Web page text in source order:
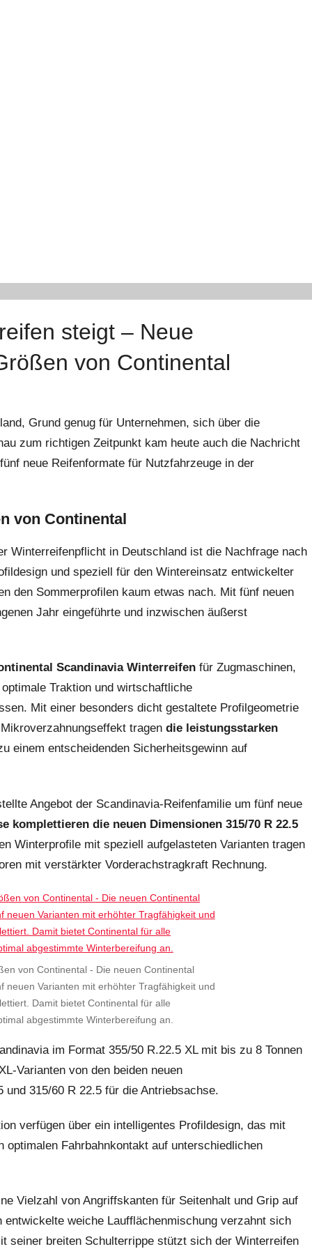
steigt – Neue
von Continental
Grund genug für Unternehmen, sich über die
zum richtigen Zeitpunkt kam heute auch die Nachricht
neue Reifenformate für Nutzfahrzeuge in der
von Continental
Winterreifenpflicht in Deutschland ist die Nachfrage nach
und speziell für den Wintereinsatz entwickelter
den Sommerprofilen kaum etwas nach. Mit fünf neuen
Jahr eingeführte und inzwischen äußerst
Scandinavia Winterreifen für Zugmaschinen,
Traktion und wirtschaftliche
Mit einer besonders dicht gestaltete Profilgeometrie
tragen die leistungsstarken
einem entscheidenden Sicherheitsgewinn auf
Angebot der Scandinavia-Reifenfamilie um fünf neue
komplettieren die neuen Dimensionen 315/70 R 22.5
Winterprofile mit speziell aufgelasteten Varianten tragen
mit verstärkter Vorderachstragkraft Rechnung.
von Continental - Die neuen Continental
neuen Varianten mit erhöhter Tragfähigkeit und
Damit bietet Continental für alle
abgestimmte Winterbereifung an.
im Format 355/50 R.22.5 XL mit bis zu 8 Tonnen
Varianten von den beiden neuen
315/60 R 22.5 für die Antriebsachse.
verfügen über ein intelligentes Profildesign, das mit
Fahrbahnkontakt auf unterschiedlichen
Vielzahl von Angriffskanten für Seitenhalt und Grip auf
weiche Laufflächenmischung verzahnt sich
seiner breiten Schulterrippe stützt sich der Winterreifen